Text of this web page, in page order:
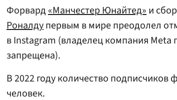
Форвард«Манчестер Юнайтед»и
Роналдупервым в мире преодолел
в Instagram (владелец компания Meta
запрещена).
В 2022 году количество подписчиков
человек.